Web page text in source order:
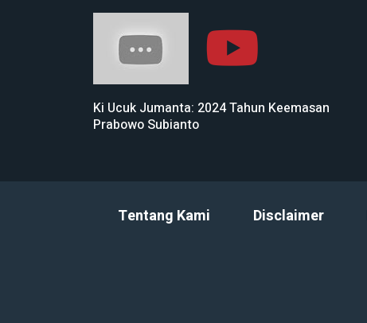
Ki Ucuk Jumanta: 2024 Tahun Keemasan
Prabowo Subianto
Tentang Kami Disclaimer